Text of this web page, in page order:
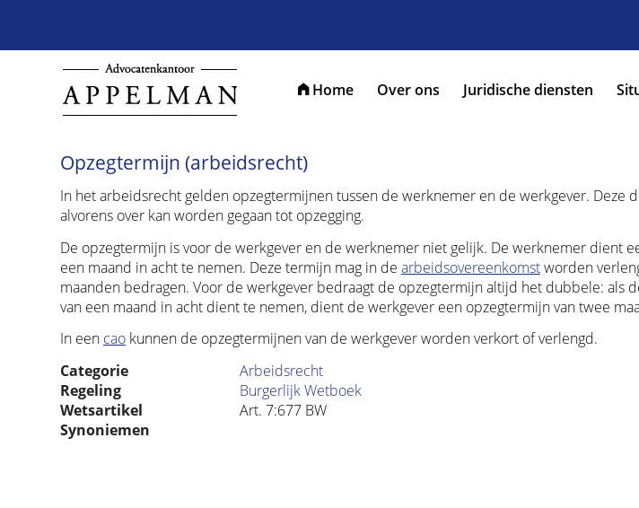
Home Over ons Juridische diensten
Opzegtermijn (arbeidsrecht)
In het arbeidsrecht gelden opzegtermijnen tussen de werknemer en de werkgever. Deze
alvorens over kan worden gegaan tot opzegging.
De opzegtermijn is voor de werkgever en de werknemer niet gelijk. De werknemer dient
een maand in acht te nemen. Deze termijn mag in de arbeidsovereenkomstworden
maanden bedragen. Voor de werkgever bedraagt de opzegtermijn altijd het dubbele: als
van een maand in acht dient te nemen, dient de werkgever een opzegtermijn van twee
In een cao kunnen de opzegtermijnen van de werkgever worden verkort of verlengd.
Categorie
Arbeidsrecht
Regeling
Burgerlijk Wetboek
Wetsartikel
Art. 7:677 BW
Synoniemen